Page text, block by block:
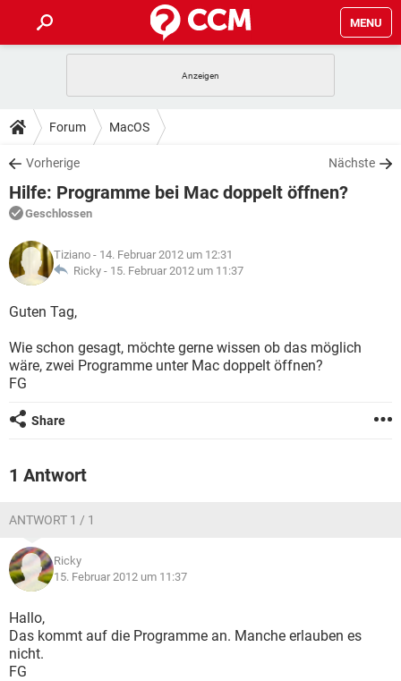
MENU
ANDROID
WINDOWS 10
WHATSAPP TIKTOK
FACEBOOK
TIPPS & TRICKS
SPIELE
WINDOWS 10
WHATSAPP
FACEBOOK HARDWARE
DOWNLOADS
SPIELE STREAMING
ANDROID
WINDOWS 10 INSTAGRAM
WHATSAPP
FACEBOOK
FORUM
SPIELE
ANDROID IOS
FACEBOOK HARDWARE
LEXIKON
SPIELE
ANDROID
WINDOWS 10 INSTAGRAM
WHATSAPP TIKTOK
Forum MacOS
Vorherige Nächste
Hilfe: Programme bei Mac doppelt öffnen?
Geschlossen
Tiziano - 14. Februar 2012 um 12:31
Ricky - 15. Februar 2012 um 11:37
Guten Tag,
Wie schon gesagt, möchte gerne wissen ob das möglich
wäre, zwei Programme unter Mac doppelt öffnen?
FG
Share
1 Antwort
ANTWORT 1 / 1
Ricky
15. Februar 2012 um 11:37
Hallo,
Das kommt auf die Programme an. Manche erlauben es
nicht.
FG